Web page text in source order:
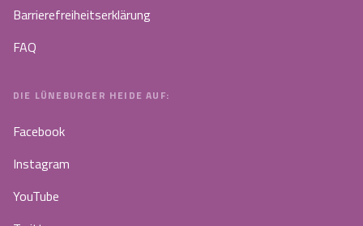
Barrierefreiheitserklärung
FAQ
DIE LÜNEBURGER HEIDE AUF:
Facebook
Instagram
YouTube